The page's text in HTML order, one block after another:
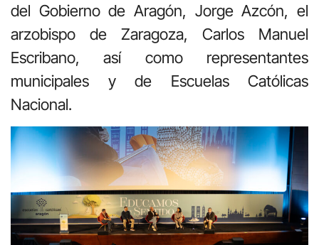
del Gobierno de Aragón, Jorge Azcón, el
arzobispo de Zaragoza, Carlos Manuel
Escribano, así como representantes
municipales y de Escuelas Católicas
Nacional.